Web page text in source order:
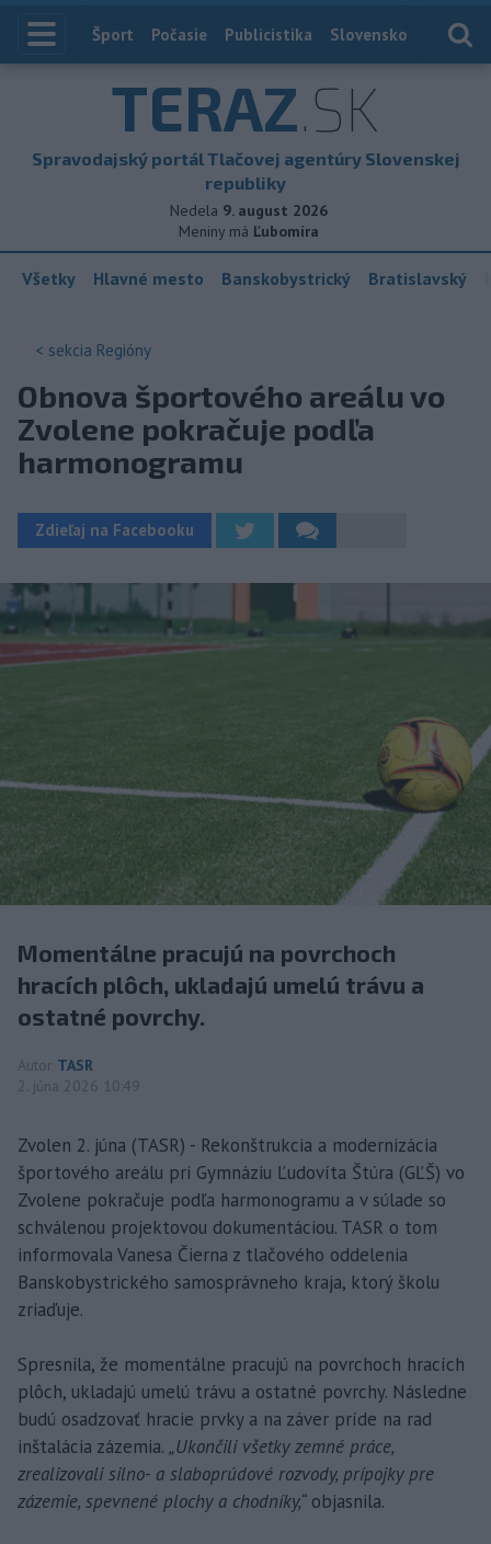
Index
Šport Počasie Publicistika Slovensko
TERAZ.SK
Spravodajský portál Tlačovej agentúry Slovenskej
republiky
Nedela 9. august 2026
Meniny má Ľubomíra
Všetky Hlavné mesto Banskobystrický Bratislavský
< sekcia Regióny
Obnova športového areálu vo
Zvolene pokračuje podľa
harmonogramu
Zdieľaj na Facebooku
Momentálne pracujú na povrchoch
hracích plôch, ukladajú umelú trávu a
ostatné povrchy.
Autor TASR
2. júna 2026 10:49
Zvolen 2. júna (TASR) - Rekonštrukcia a modernizácia
športového areálu pri Gymnáziu Ľudovíta Štúra (GĽŠ) vo
Zvolene pokračuje podľa harmonogramu a v súlade so
schválenou projektovou dokumentáciou. TASR o tom
informovala Vanesa Čierna z tlačového oddelenia
Banskobystrického samosprávneho kraja, ktorý školu
zriaďuje.
Spresnila, že momentálne pracujú na povrchoch hracích
plôch, ukladajú umelú trávu a ostatné povrchy. Následne
budú osadzovať hracie prvky a na záver príde na rad
inštalácia zázemia. „Ukončili všetky zemné práce,
zrealizovali silno- a slaboprúdové rozvody, prípojky pre
zázemie, spevnené plochy a chodníky,“ objasnila.